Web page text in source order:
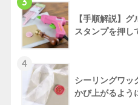
【手順解説】
スタンプを押し
4
シーリングワッ
かび上がるよう